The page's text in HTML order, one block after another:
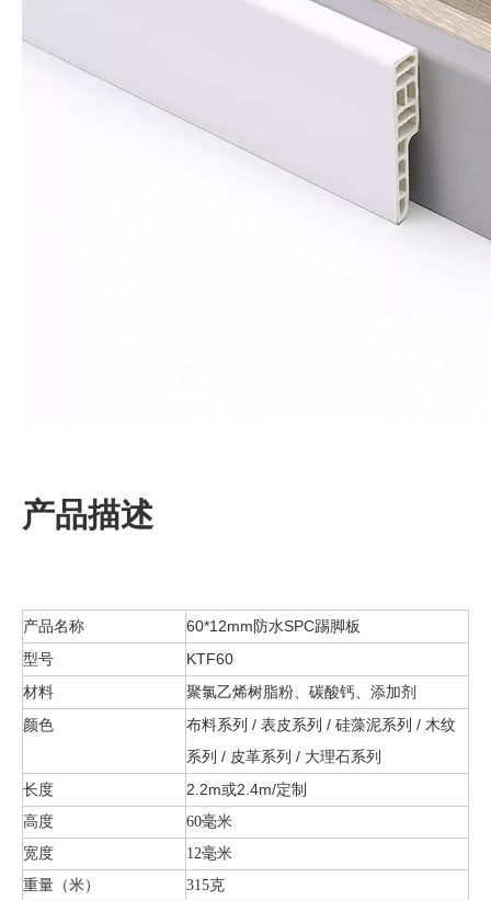
产品描述
产品名称
60*12mm防水SPC踢脚板
型号
KTF60
材料
聚氯乙烯树脂粉、碳酸钙、添加剂
颜色
布料系列 / 表皮系列 / 硅藻泥系列 / 木纹
系列 / 皮革系列 / 大理石系列
长度
2.2m或2.4m/定制
高度
60毫米
宽度
12毫米
重量（米）
315克